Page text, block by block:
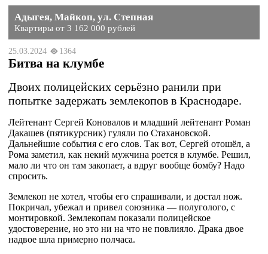
Адыгея, Майкоп, ул. Степная
Квартиры от 3 162 000 рублей
25.03.2024 1364
Битва на клумбе
Двоих полицейских серьёзно ранили при
попытке задержать землекопов в Краснодаре.
Лейтенант Сергей Коновалов и младший лейтенант Роман
Дакашев (пятикурсник) гуляли по Стахановской.
Дальнейшие события с его слов. Так вот, Сергей отошёл, а
Рома заметил, как некий мужчина роется в клумбе. Решил,
мало ли что он там закопает, а вдруг вообще бомбу? Надо
спросить.
Землекоп не хотел, чтобы его спрашивали, и достал нож.
Покричал, убежал и привел союзника — полуголого, с
монтировкой. Землекопам показали полицейское
удостоверение, но это ни на что не повлияло. Драка двое
надвое шла примерно полчаса.